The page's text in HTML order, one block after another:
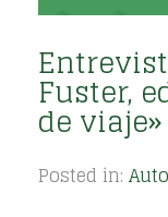
Fuster,
de
Posted in: